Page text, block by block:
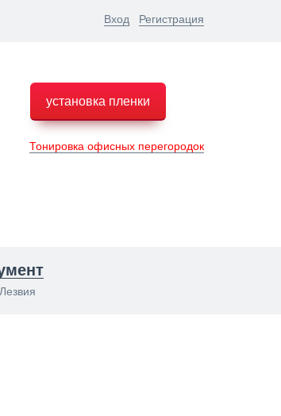
Вход Регистрация
установка пленки
Тонировка офисных перегородок